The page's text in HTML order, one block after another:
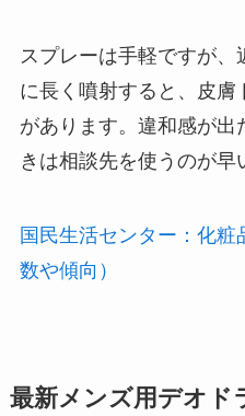
スプレーは手軽ですが
に長く噴射すると、皮膚
があります。違和感が出
きは相談先を使うのが早
国民生活センター：化
数や傾向）
最新メンズ用デオド